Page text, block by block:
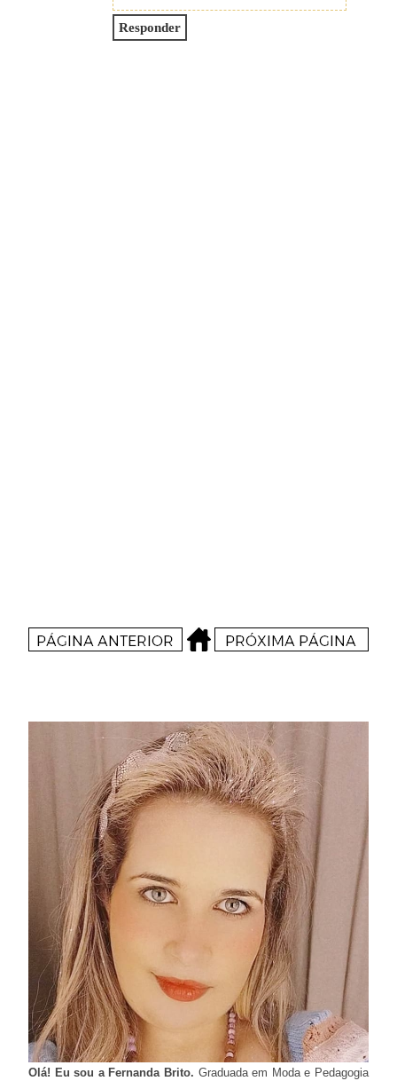
Responder
Olá! Eu sou a Fernanda Brito. Graduada em Moda e Pedagogia